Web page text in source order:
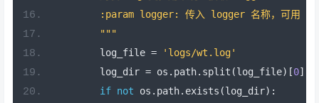
:param logger: 传入 logger 名称，可用
        """
        log_file
=
'logs/wt.log'
        log_dir
= os . path. split (log_file)[0]
if not os . path. exists (log_dir):